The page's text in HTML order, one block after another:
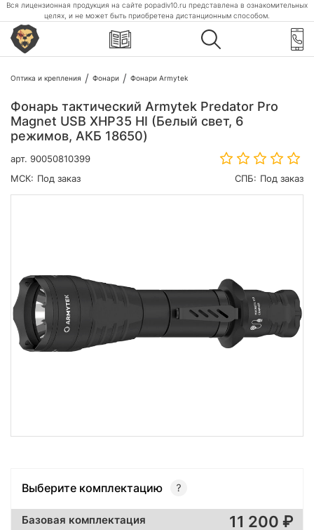
Вся лицензионная продукция на сайте popadiv10.ru представлена в ознакомительных
целях, и не может быть приобретена дистанционным способом.
Оптика и крепления Фонари Фонари Armytek
Фонарь тактический Armytek Predator Pro
Magnet USB XHP35 HI (Белый свет, 6
режимов, АКБ 18650)
арт. 90050810399
МСК: Под заказ СПБ: Под заказ
Выберите комплектацию
Базовая комплектация 11 200